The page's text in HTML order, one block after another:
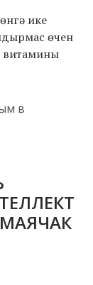
ике
өчен
витамины
в